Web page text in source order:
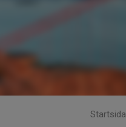
Startsida